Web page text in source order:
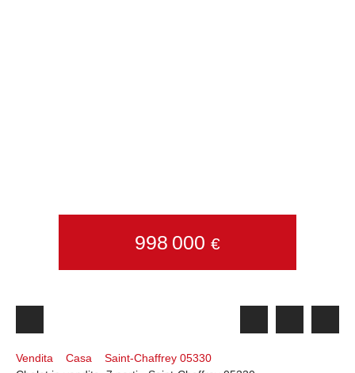
998 000 €
Vendita Casa
Saint-Chaffrey 05330